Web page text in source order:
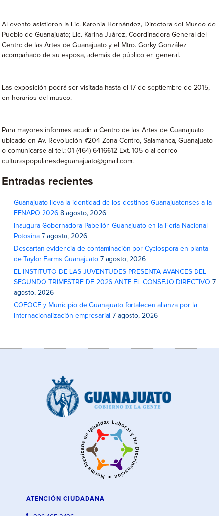
Al evento asistieron la Lic. Karenia Hernández, Directora del Museo de
Pueblo de Guanajuato; Lic. Karina Juárez, Coordinadora General del
Centro de las Artes de Guanajuato y el Mtro. Gorky González
acompañado de su esposa, además de público en general.
Las exposición podrá ser visitada hasta el 17 de septiembre de 2015,
en horarios del museo.
Para mayores informes acudir a Centro de las Artes de Guanajuato
ubicado en Av. Revolución #204 Zona Centro, Salamanca, Guanajuato
o comunicarse al tel.: 01 (464) 6416612 Ext. 105 o al correo
culturaspopularesdeguanajuato@gmail.com.
Entradas recientes
Guanajuato lleva la identidad de los destinos Guanajuatenses a la
FENAPO 2026 8 agosto, 2026
Inaugura Gobernadora Pabellón Guanajuato en la Feria Nacional
Potosina 7 agosto, 2026
Descartan evidencia de contaminación por Cyclospora en planta
de Taylor Farms Guanajuato 7 agosto, 2026
EL INSTITUTO DE LAS JUVENTUDES PRESENTA AVANCES DEL
SEGUNDO TRIMESTRE DE 2026 ANTE EL CONSEJO DIRECTIVO 7
agosto, 2026
COFOCE y Municipio de Guanajuato fortalecen alianza por la
internacionalización empresarial 7 agosto, 2026
ATENCIÓN CIUDADANA